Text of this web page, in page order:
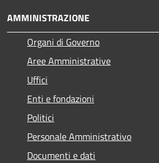
AMMINISTRAZIONE
Organi di Governo
Aree Amministrative
Uffici
Enti e fondazioni
Politici
Personale Amministrativo
Documenti e dati